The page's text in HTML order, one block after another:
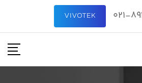
021-
VIVOTEK